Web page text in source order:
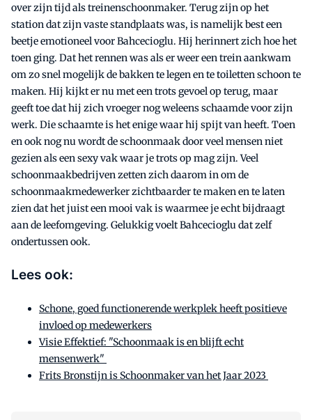
over zijn tijd als treinenschoonmaker. Terug zijn op het
station dat zijn vaste standplaats was, is namelijk best een
beetje emotioneel voor Bahcecioglu. Hij herinnert zich hoe het
toen ging. Dat het rennen was als er weer een trein aankwam
om zo snel mogelijk de bakken te legen en te toiletten schoon te
maken. Hij kijkt er nu met een trots gevoel op terug, maar
geeft toe dat hij zich vroeger nog weleens schaamde voor zijn
werk. Die schaamte is het enige waar hij spijt van heeft. Toen
en ook nog nu wordt de schoonmaak door veel mensen niet
gezien als een sexy vak waar je trots op mag zijn. Veel
schoonmaakbedrijven zetten zich daarom in om de
schoonmaakmedewerker zichtbaarder te maken en te laten
zien dat het juist een mooi vak is waarmee je echt bijdraagt
aan de leefomgeving. Gelukkig voelt Bahcecioglu dat zelf
ondertussen ook.
Lees ook:
Schone, goed functionerende werkplek heeft positieve
invloed op medewerkers
Visie Effektief: "Schoonmaak is en blijft echt
mensenwerk"
Frits Bronstijn is Schoonmaker van het Jaar 2023